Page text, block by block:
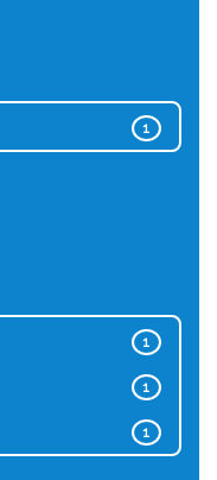
1
1
1
1